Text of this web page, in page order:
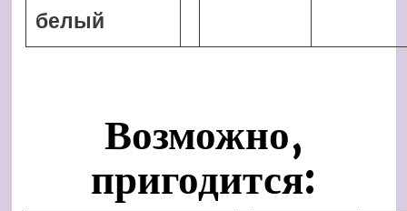
белый
Возможно,
пригодится: